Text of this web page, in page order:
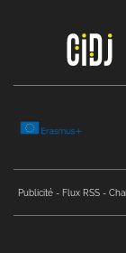
Publicité
Flux RSS